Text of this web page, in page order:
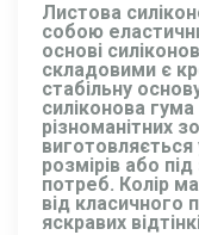
Листова
собою
основі
складовими є
стабільну
силіконова
різноманітних
виготовляється
розмірів або
потреб. Колір
від класичного
яскравих